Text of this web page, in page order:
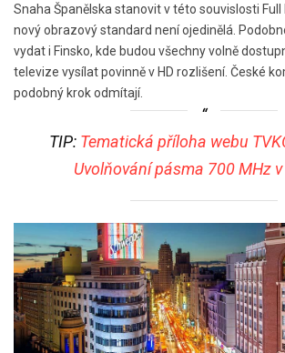
Snaha Španělska stanovit v této souvislosti Full
nový obrazový standard není ojedinělá.
vydat i Finsko, kde budou všechny volně
televize vysílat povinně v HD rozlišení. České
podobný krok odmítají.
TIP: Tematická příloha webu
Uvolňování pásma 700 MHz v